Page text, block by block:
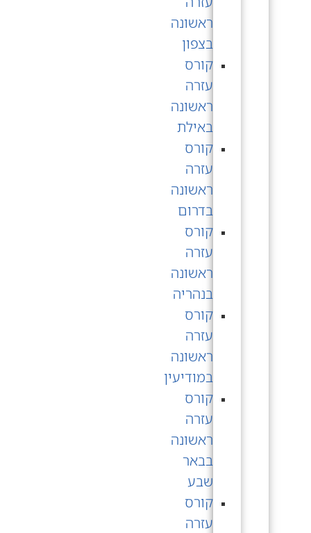
ראשונה
בצפון
קורס
עזרה
ראשונה
באילת
קורס
עזרה
ראשונה
בדרום
קורס
עזרה
ראשונה
בנהריה
קורס
עזרה
ראשונה
במודיעין
קורס
עזרה
ראשונה
בבאר
שבע
קורס
עזרה